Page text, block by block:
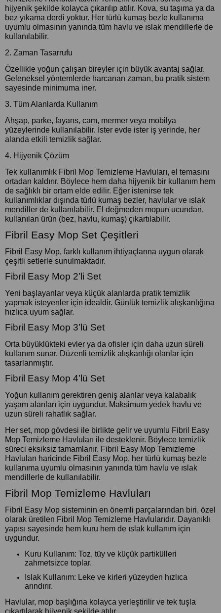
hijyenik şekilde kolayca çıkarılıp atılır. Kova, su taşıma ya da
bez yıkama derdi yoktur. Her türlü kumaş bezle kullanıma
uyumlu olmasının yanında tüm havlu ve ıslak mendillerle de
kullanılabilir.
2. Zaman Tasarrufu
Özellikle yoğun çalışan bireyler için büyük avantaj sağlar.
Geleneksel yöntemlerde harcanan zaman, bu pratik sistem
sayesinde minimuma iner.
3. Tüm Alanlarda Kullanım
Ahşap, parke, fayans, cam, mermer veya mobilya
yüzeylerinde kullanılabilir. İster evde ister iş yerinde, her
alanda etkili temizlik sağlar.
4. Hijyenik Çözüm
Tek kullanımlık Fibril Mop Temizleme Havluları, el temasını
ortadan kaldırır. Böylece hem daha hijyenik bir kullanım hem
de sağlıklı bir ortam elde edilir. Eğer istenirse tek
kullanımlıklar dışında türlü kumaş bezler, havlular ve ıslak
mendiller de kullanılabilir. El değmeden mopun ucundan,
kullanılan ürün (bez, havlu, kumaş) çıkartılabilir.
Fibril Easy Mop Set Çeşitleri
Fibril Easy Mop, farklı kullanım ihtiyaçlarına uygun olarak
çeşitli setlerle sunulmaktadır.
Fibril Easy Mop 2’li Set
Yeni başlayanlar veya küçük alanlarda pratik temizlik
yapmak isteyenler için idealdir. Günlük temizlik alışkanlığına
hızlıca uyum sağlar.
Fibril Easy Mop 3’lü Set
Orta büyüklükteki evler ya da ofisler için daha uzun süreli
kullanım sunar. Düzenli temizlik alışkanlığı olanlar için
tasarlanmıştır.
Fibril Easy Mop 4’lü Set
Yoğun kullanım gerektiren geniş alanlar veya kalabalık
yaşam alanları için uygundur. Maksimum yedek havlu ve
uzun süreli rahatlık sağlar.
Her set, mop gövdesi ile birlikte gelir ve uyumlu Fibril Easy
Mop Temizleme Havluları ile desteklenir. Böylece temizlik
süreci eksiksiz tamamlanır. Fibril Easy Mop Temizleme
Havluları haricinde Fibril Easy Mop, her türlü kumaş bezle
kullanıma uyumlu olmasının yanında tüm havlu ve ıslak
mendillerle de kullanılabilir.
Fibril Mop Temizleme Havluları
Fibril Easy Mop sisteminin en önemli parçalarından biri, özel
olarak üretilen Fibril Mop Temizleme Havlularıdır. Dayanıklı
yapısı sayesinde hem kuru hem de ıslak kullanım için
uygundur.
Kuru Kullanım: Toz, tüy ve küçük partikülleri
zahmetsizce toplar.
Islak Kullanım: Leke ve kirleri yüzeyden hızlıca
arındırır.
Havlular, mop başlığına kolayca yerleştirilir ve tek tuşla